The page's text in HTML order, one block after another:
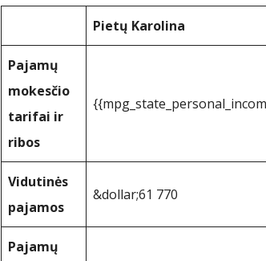
Pietų Karolina
Pajamų
mokesčio
tarifai ir
ribos
Vidutinės
pajamos
&dollar;61 770
Pajamų